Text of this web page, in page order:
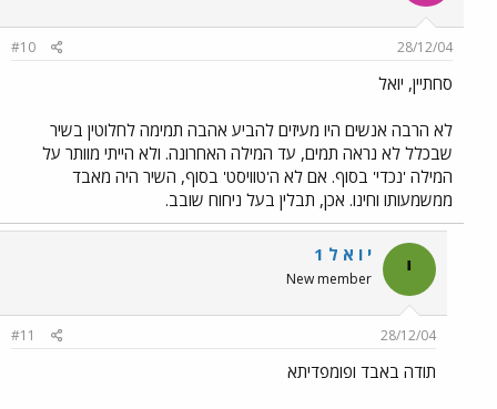
28/12/04
#10
סחתיין, יואל
לא הרבה אנשים היו מעיזים להביע אהבה תמימה לחלוטין בשיר
שבכלל לא נראה תמים, עד המילה האחרונה. ולא הייתי מוותר על
המילה 'נכדי' בסוף. אם לא ה'טוויסט' בסוף, השיר היה מאבד
ממשמעותו וחינו. אכן, תבלין בעל ניחוח שובב.
י י ו א ל 1
New member
28/12/04
#11
תודה באבד ופומפדיתא